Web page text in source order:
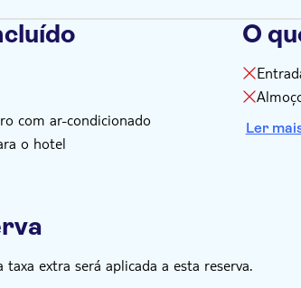
com ar-condicionado
o hotel
O
Ler
extra será aplicada a esta reserva.